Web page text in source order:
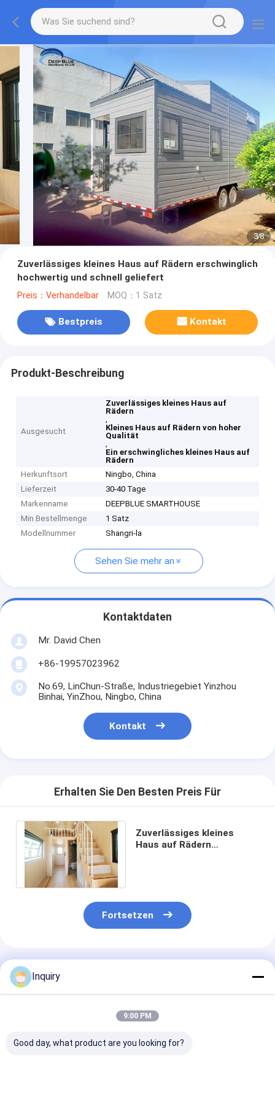
3/8
Zuverlässiges kleines Haus auf Rädern erschwinglich
hochwertig und schnell geliefert
Preis：Verhandelbar MOQ：1 Satz
Bestpreis Kontakt
Produkt-Beschreibung
Ausgesucht
Zuverlässiges kleines Haus auf
Rädern
,
Kleines Haus auf Rädern von hoher
Qualität
,
Ein erschwingliches kleines Haus auf
Rädern
Herkunftsort
Ningbo, China
Lieferzeit
30-40 Tage
Markenname
DEEPBLUE SMARTHOUSE
Min Bestellmenge
1 Satz
Modellnummer
Shangri-la
Sehen Sie mehr an
Kontaktdaten
Mr. David Chen
+86-19957023962
No.69, LinChun-Straße, Industriegebiet Yinzhou
Binhai, YinZhou, Ningbo, China
Kontakt
Erhalten Sie Den Besten Preis Für
Zuverlässiges kleines
Haus auf Rädern
Fortsetzen
Empfohlene Produkte
Inquiry
9:00 PM
Good day, what product are you looking for?